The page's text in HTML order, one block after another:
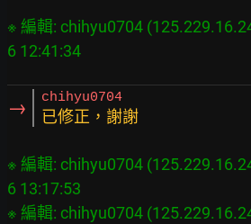
※ 編輯: chihyu0704
→ chihyu0704
已修正，謝謝
※ 編輯: chihyu0704
6 13:17:53
※ 編輯: chihyu0704